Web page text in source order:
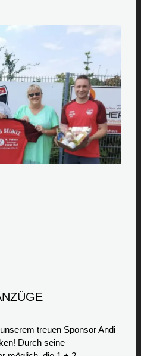
treuen Sponsor Andi
Durch seine